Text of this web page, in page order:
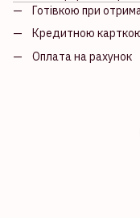
Готівкою при
Кредитною
Оплата на рахунок